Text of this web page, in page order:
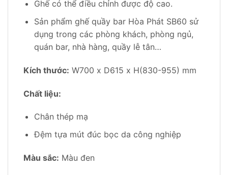
Ghế có thể điều chỉnh được độ cao.
Sản phẩm ghế quầy bar Hòa Phát SB60 sử
dụng trong các phòng khách, phòng ngủ,
quán bar, nhà hàng, quầy lễ tân…
Kích thước: W700 x D615 x H(830-955) mm
Chất liệu:
Chân thép mạ
Đệm tựa mút đúc bọc da công nghiệp
Màu sắc: Màu đen